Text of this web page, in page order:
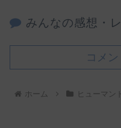
みんなの感想・
コメ
ホーム ヒューマン